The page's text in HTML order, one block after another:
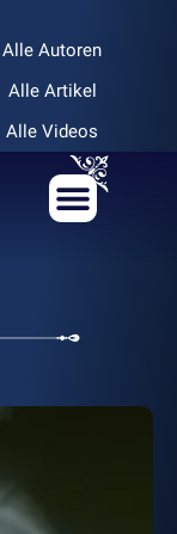
Alle Autoren
Alle Artikel
Alle Videos